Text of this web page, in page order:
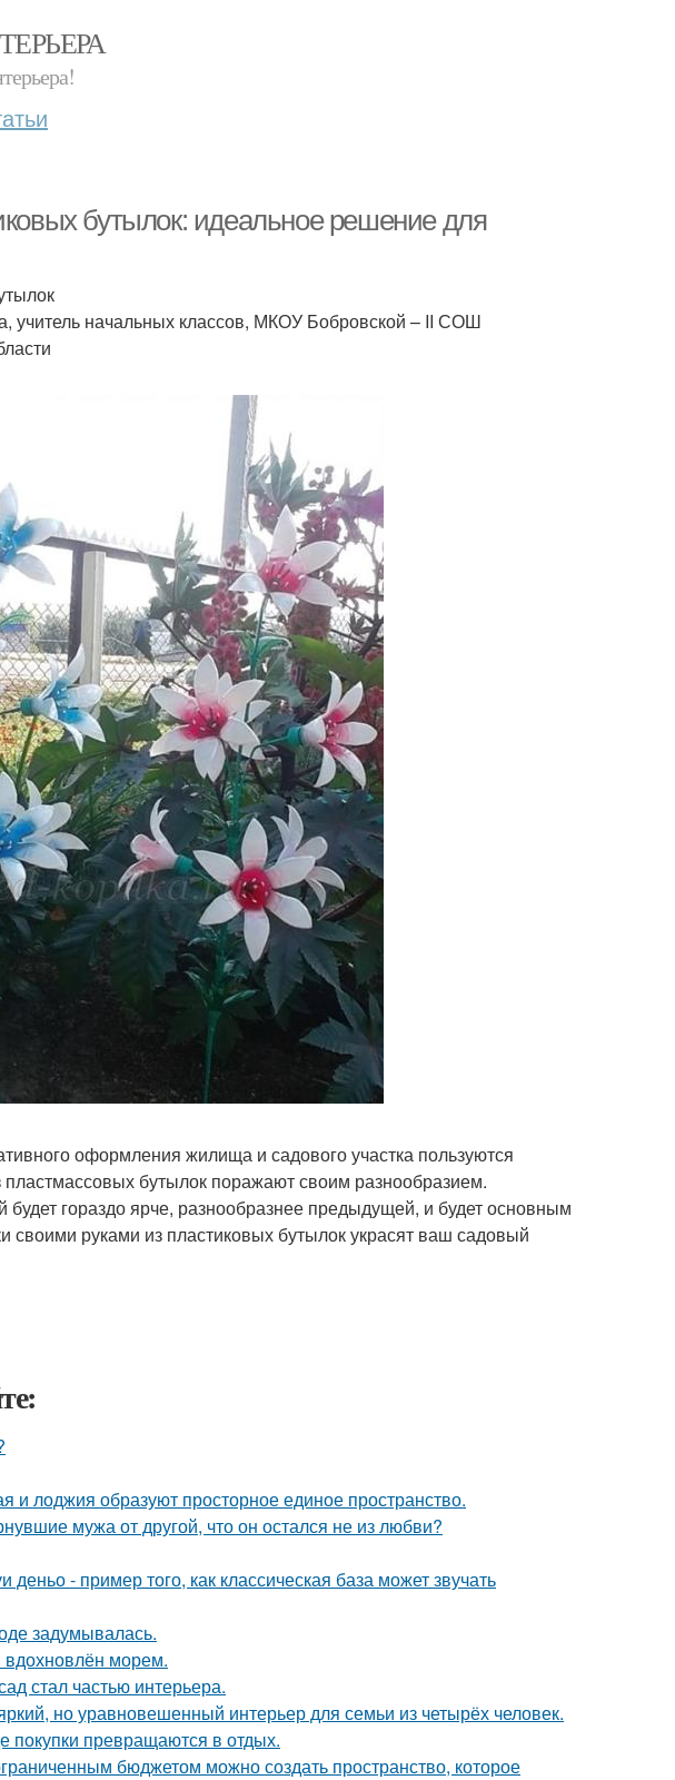
бутылок: идеальное решение для
начальных классов, МКОУ Бобровской – ΙΙ СОШ
оформления жилища и садового участка пользуются
бутылок поражают своим разнообразием.
будет гораздо ярче, разнообразнее предыдущей, и будет основным
своими руками из пластиковых бутылок украсят ваш садовый
и лоджия образуют просторное единое пространство.
мужа от другой, что он остался не из любви?
- пример того, как классическая база может звучать
задумывалась.
вдохновлён морем.
стал частью интерьера.
но уравновешенный интерьер для семьи из четырёх человек.
покупки превращаются в отдых.
бюджетом можно создать пространство, которое